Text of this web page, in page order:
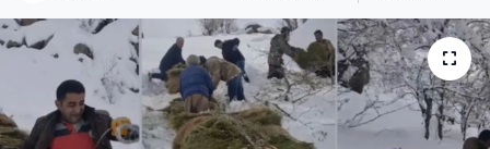
Son Dakika
Teknoloji
Yaşam